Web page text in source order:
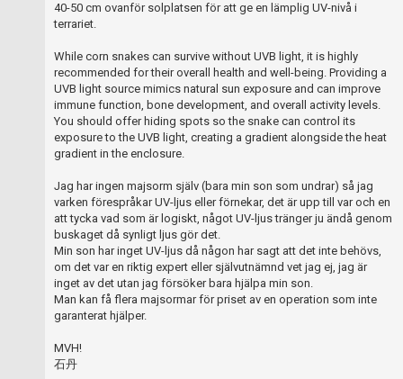
40-50 cm ovanför solplatsen för att ge en lämplig UV-nivå i
terrariet.
While corn snakes can survive without UVB light, it is highly
recommended for their overall health and well-being. Providing a
UVB light source mimics natural sun exposure and can improve
immune function, bone development, and overall activity levels.
You should offer hiding spots so the snake can control its
exposure to the UVB light, creating a gradient alongside the heat
gradient in the enclosure.
Jag har ingen majsorm själv (bara min son som undrar) så jag
varken förespråkar UV-ljus eller förnekar, det är upp till var och en
att tycka vad som är logiskt, något UV-ljus tränger ju ändå genom
buskaget då synligt ljus gör det.
Min son har inget UV-ljus då någon har sagt att det inte behövs,
om det var en riktig expert eller självutnämnd vet jag ej, jag är
inget av det utan jag försöker bara hjälpa min son.
Man kan få flera majsormar för priset av en operation som inte
garanterat hjälper.
MVH!
石丹